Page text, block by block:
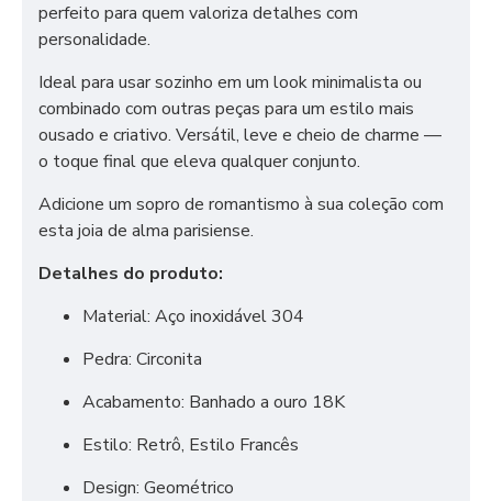
perfeito para quem valoriza detalhes com
personalidade.
Ideal para usar sozinho em um look minimalista ou
combinado com outras peças para um estilo mais
ousado e criativo. Versátil, leve e cheio de charme —
o toque final que eleva qualquer conjunto.
Adicione um sopro de romantismo à sua coleção com
esta joia de alma parisiense.
Detalhes do produto:
Material: Aço inoxidável 304
Pedra: Circonita
Acabamento: Banhado a ouro 18K
Estilo: Retrô, Estilo Francês
Design: Geométrico